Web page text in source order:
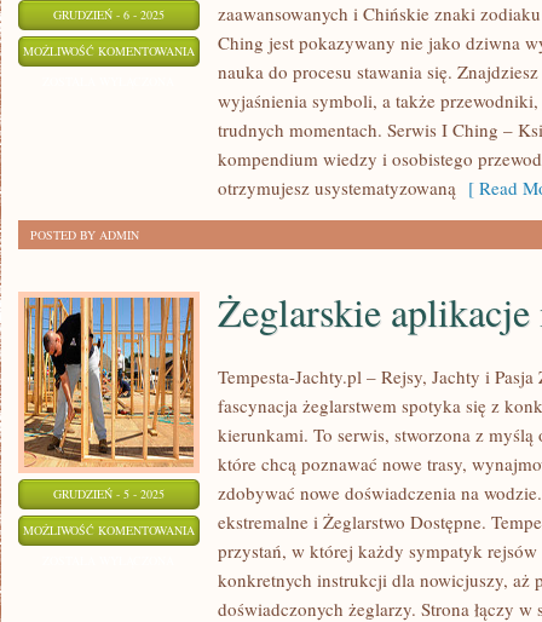
GRUDZIEŃ - 6 - 2025
MOŻLIWOŚĆ KOMENTOWANIA PORADNIK
ZAAWANSOWANYCH
zaawansowanych i Chińskie znaki
Ching jest pokazywany nie jako dziwna
nauka do procesu stawania się.
wyjaśnienia symboli, a także
trudnych momentach. Serwis I Ching –
kompendium wiedzy i osobistego
otrzymujesz usystematyzowaną [ Read
POSTED BY ADMIN
GRUDZIEŃ - 5 - 2025
MOŻLIWOŚĆ KOMENTOWANIA ŻEGLARSKIE
APLIKACJE
MOBILNE
Żeglarskie
Tempesta-Jachty.pl – Rejsy, Jachty i
fascynacja żeglarstwem spotyka się z
kierunkami. To serwis, stworzona z
które chcą poznawać nowe trasy,
zdobywać nowe doświadczenia na
ekstremalne i Żeglarstwo Dostępne.
przystań, w której każdy sympatyk
konkretnych instrukcji dla nowicjuszy, aż
doświadczonych żeglarzy. Strona łączy w